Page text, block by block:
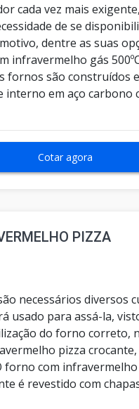
cada vez mais
de se
dentre as suas
infravermelho gás
fornos são construídos
interno em aço
Cotar agora
PIZZA
necessários diversos
usado para assá-la,
do forno correto,
pizza
forno com
é revestido com